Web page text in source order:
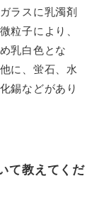
ラスに乳濁剤
粒子により、
乳白色とな
に、蛍石、水
錫などがあり
て教えてくだ